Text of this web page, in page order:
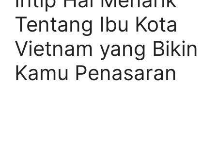
Tentang Ibu Kota
Vietnam yang Bikin
Kamu Penasaran